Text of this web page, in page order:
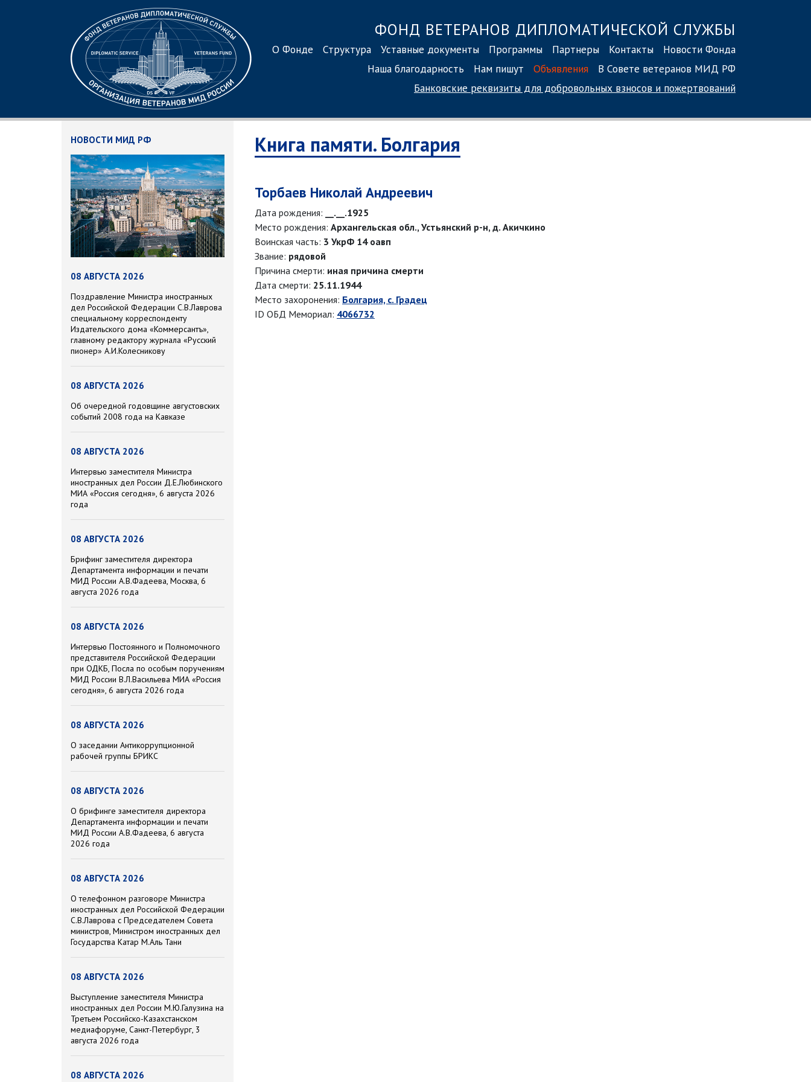
ФОНД ВЕТЕРАНОВ ДИПЛОМАТИЧЕСКОЙ СЛУЖБЫ
О Фонде Структура Уставные документы Программы Партнеры Контакты
Новости Фонда
Наша благодарность
Нам пишут Объявления
В Совете ветеранов МИД РФ
Банковские реквизиты для добровольных взносов и пожертвований
НОВОСТИ МИД РФ
08 АВГУСТА 2026
Поздравление Министра иностранных
дел Российской Федерации С.В.Лаврова
специальному корреспонденту
Издательского дома «Коммерсантъ»,
главному редактору журнала «Русский
пионер» А.И.Колесникову
08 АВГУСТА 2026
Об очередной годовщине августовских
событий 2008 года на Кавказе
08 АВГУСТА 2026
Интервью заместителя Министра
иностранных дел России Д.Е.Любинского
МИА «Россия сегодня», 6 августа 2026
года
08 АВГУСТА 2026
Брифинг заместителя директора
Департамента информации и печати
МИД России А.В.Фадеева, Москва, 6
августа 2026 года
08 АВГУСТА 2026
Интервью Постоянного и Полномочного
представителя Российской Федерации
при ОДКБ, Посла по особым поручениям
МИД России В.Л.Васильева МИА «Россия
сегодня», 6 августа 2026 года
08 АВГУСТА 2026
О заседании Антикоррупционной
рабочей группы БРИКС
08 АВГУСТА 2026
О брифинге заместителя директора
Департамента информации и печати
МИД России А.В.Фадеева, 6 августа
2026 года
08 АВГУСТА 2026
О телефонном разговоре Министра
иностранных дел Российской Федерации
С.В.Лаврова с Председателем Совета
министров, Министром иностранных дел
Государства Катар М.Аль Тани
08 АВГУСТА 2026
Выступление заместителя Министра
иностранных дел России М.Ю.Галузина на
Третьем Российско-Казахстанском
медиафоруме, Санкт-Петербург, 3
августа 2026 года
08 АВГУСТА 2026
Книга памяти. Болгария
Торбаев Николай Андреевич
Дата рождения:
__.__.1925
Место рождения: Архангельская обл., Устьянский р-н, д. Акичкино
Воинская часть: 3 УкрФ 14 оавп
Звание: рядовой
Причина смерти: иная причина смерти
Дата смерти: 25.11.1944
Место захоронения: Болгария, с. Градец
ID ОБД Мемориал: 4066732